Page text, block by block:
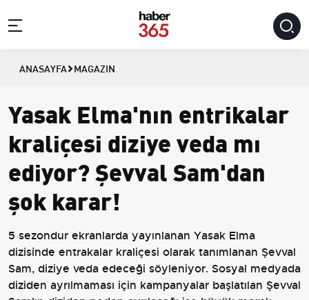
ANASAYFA MAGAZIN
Yasak Elma'nın entrikalar
kraliçesi diziye veda mı
ediyor? Şevval Sam'dan
şok karar!
5 sezondur ekranlarda yayınlanan Yasak Elma
dizisinde entrakalar kraliçesi olarak tanımlanan Şevval
Sam, diziye veda edeceği söyleniyor. Sosyal medyada
diziden ayrılmaması için kampanyalar başlatılan Şevval